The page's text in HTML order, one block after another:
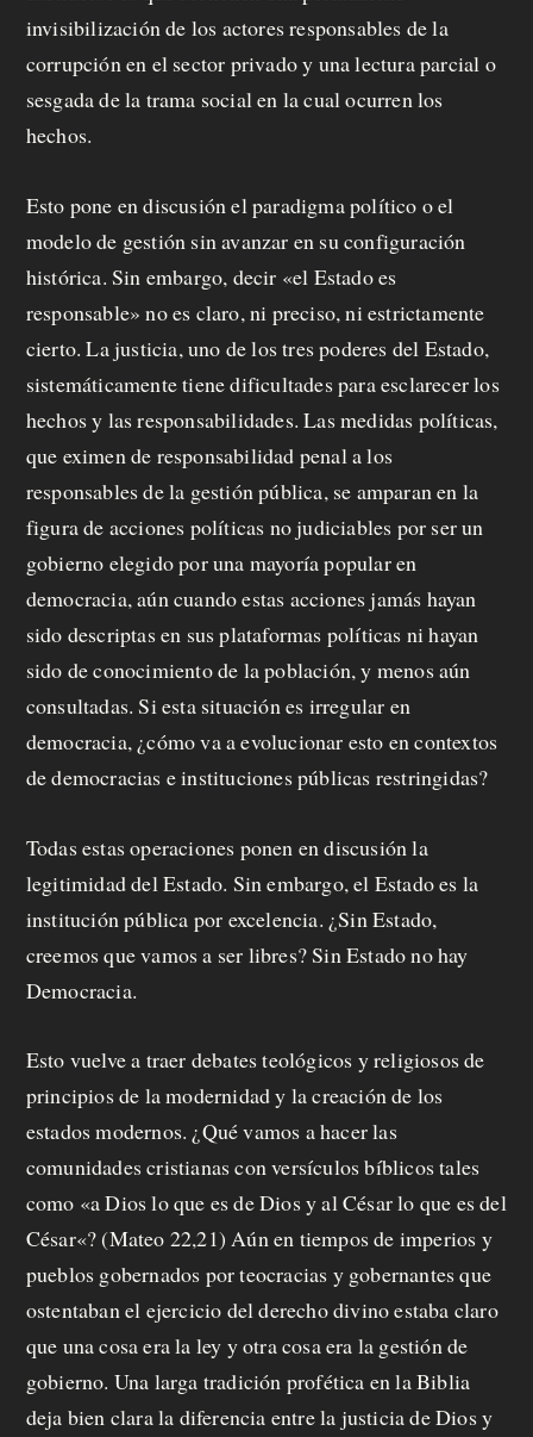
invisibilización de los actores responsables de la
corrupción en el sector privado y una lectura parcial o
sesgada de la trama social en la cual ocurren los
hechos.
Esto pone en discusión el paradigma político o el
modelo de gestión sin avanzar en su configuración
histórica. Sin embargo, decir «el Estado es
responsable» no es claro, ni preciso, ni estrictamente
cierto. La justicia, uno de los tres poderes del Estado,
sistemáticamente tiene dificultades para esclarecer los
hechos y las responsabilidades. Las medidas políticas,
que eximen de responsabilidad penal a los
responsables de la gestión pública, se amparan en la
figura de acciones políticas no judiciables por ser un
gobierno elegido por una mayoría popular en
democracia, aún cuando estas acciones jamás hayan
sido descriptas en sus plataformas políticas ni hayan
sido de conocimiento de la población, y menos aún
consultadas. Si esta situación es irregular en
democracia, ¿cómo va a evolucionar esto en contextos
de democracias e instituciones públicas restringidas?
Todas estas operaciones ponen en discusión la
legitimidad del Estado. Sin embargo, el Estado es la
institución pública por excelencia. ¿Sin Estado,
creemos que vamos a ser libres? Sin Estado no hay
Democracia.
Esto vuelve a traer debates teológicos y religiosos de
principios de la modernidad y la creación de los
estados modernos. ¿Qué vamos a hacer las
comunidades cristianas con versículos bíblicos tales
como «a Dios lo que es de Dios y al César lo que es del
César«? (Mateo 22,21) Aún en tiempos de imperios y
pueblos gobernados por teocracias y gobernantes que
ostentaban el ejercicio del derecho divino estaba claro
que una cosa era la ley y otra cosa era la gestión de
gobierno. Una larga tradición profética en la Biblia
deja bien clara la diferencia entre la justicia de Dios y